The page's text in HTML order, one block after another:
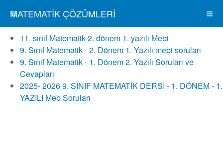
MATEMATIK ÇÖZÜMLERI
11. sınıf Matematik 2. dönem 1. yazılı Mebi
9. Sınıf Matematik - 2. Dönem 1. Yazılı mebi soruları
9. Sınıf Matematik - 1. Dönem 2. Yazılı Soruları ve
Cevapları
2025- 2026 9. SINIF MATEMATİK DERSI - 1. DÖNEM - 1.
YAZILI Meb Soruları